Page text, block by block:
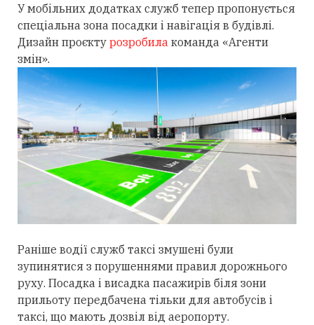
У мобільних додатках служб тепер пропонується
спеціальна зона посадки і навігація в будівлі.
Дизайн проєкту розробила команда «Агенти
змін».
Раніше водії служб таксі змушені були
зупинятися з порушеннями правил дорожнього
руху. Посадка і висадка пасажирів біля зони
прильоту передбачена тільки для автобусів і
таксі, що мають дозвіл від аеропорту.